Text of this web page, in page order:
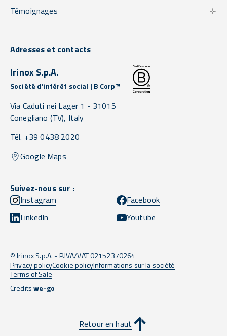
Témoignages
Adresses et contacts
Irinox S.p.A.
Société d'intérêt social | B Corp™
Via Caduti nei Lager 1 - 31015
Conegliano (TV), Italy
Tél. +39 0438 2020
Google Maps
Suivez-nous sur :
Instagram
Facebook
LinkedIn
Youtube
© Irinox S.p.A. - P.IVA/VAT 02152370264
Privacy policyCookie policyInformations sur la société
Terms of Sale
Creditswe-go
Retour en haut